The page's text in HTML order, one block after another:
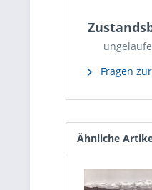
Fragen
Ähnliche